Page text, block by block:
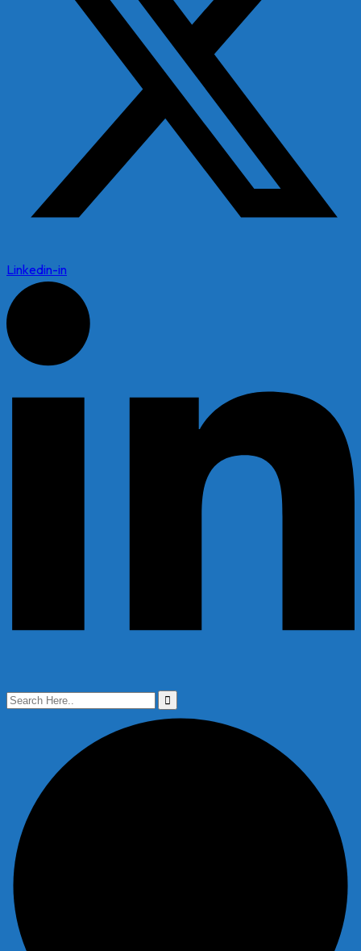
Linkedin-in